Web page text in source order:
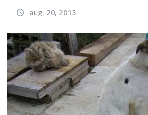
aug. 20, 2015